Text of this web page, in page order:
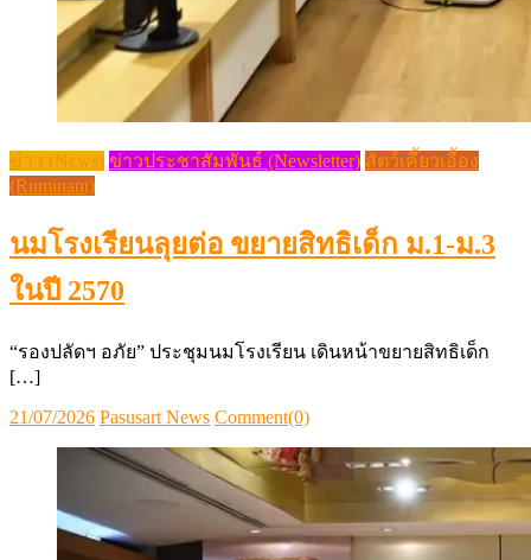
ข่าว (News) ข่าวประชาสัมพันธ์ (Newsletter) สัตว์เคี้ยวเอื้อง
(Ruminant)
นมโรงเรียนลุยต่อ ขยายสิทธิเด็ก ม.1-ม.3
ในปี 2570
“รองปลัดฯ อภัย” ประชุมนมโรงเรียน เดินหน้าขยายสิทธิเด็ก
[…]
Posted
21/07/2026 Author
Pasusart News Comment(0)